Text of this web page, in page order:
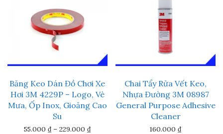
phổ
biến
Băng Keo Dán Đồ Chơi Xe
Hơi 3M 4229P – Logo, Vè
Mưa, Ốp Inox, Gioăng Cao
Su
55.000₫ – 229.000₫Khoảng
Chai Tẩy Rửa Vết Keo,
Nhựa Đường 3M 08987
General Purpose Adhesive
Cleaner
160.000₫